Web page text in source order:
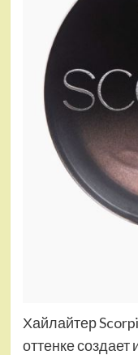
Хайлайтер
оттенке создает